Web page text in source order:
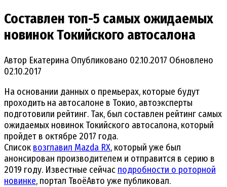
Составлен топ-5 самых ожидаемых
новинок Токийского автосалона‍
Автор Екатерина Опубликовано 02.10.2017 Обновлено
02.10.2017
На основании данных о премьерах, которые будут
проходить на автосалоне в Токио, автоэксперты
подготовили рейтинг. Так, был составлен рейтинг самых
ожидаемых новинок Токийского автосалона, который
пройдет в октябре 2017 года.
Список возглавил Mazda RX, который уже был
анонсирован производителем и отправится в серию в
2019 году. Известные сейчас подробности о роторной
новинке, портал ТвоёАвто уже публиковал.